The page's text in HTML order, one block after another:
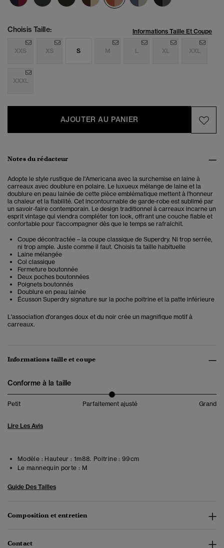
Choisis Taille: Informations Taille Et Coupe
XXS XS S M L XL XXL
XXXL
AJOUTER AU PANIER
Notes du rédacteur
Adopte le style rustique de l'Americana avec la surchemise en laine à
carreaux avec doublure en polaire. Le luxueux mélange de laine et la
doublure en peau lainée de cette pièce emblématique mettent à l'honneur
la chaleur et la fiabilité. Cet incontournable de garde-robe est sublimé par
un savoir-faire contemporain. Le design traditionnel à carreaux incarne un
esprit vintage qui viendra compléter ton look, offrant une couche fiable et
confortable pour t'accompagner dès que le temps se rafraîchit.
Coupe décontractée – la coupe classique de Superdry. Ni trop serrée,
ni trop ample. Juste comme il faut. Choisis ta taille habituelle
Laine mélangée
Col classique
Fermeture boutonnée
Deux poches boutonnées
Poignets boutonnés
Doublure en peau lainée
Écusson Superdry signature sur la poche poitrine et la patte inférieure
L'association d'oranges doux et du noir crée un magnifique motif à
carreaux.
Informations taille et coupe
Conforme à la taille
Petit Parfaitement ajusté Grand
Lire Les Avis
Modèle : Hauteur : 1m88. Poitrine : 99cm
Le mannequin porte : M
Guide Des Tailles
Composition et entretien
Contact